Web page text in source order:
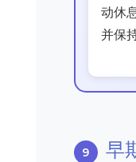
动休
并保
早